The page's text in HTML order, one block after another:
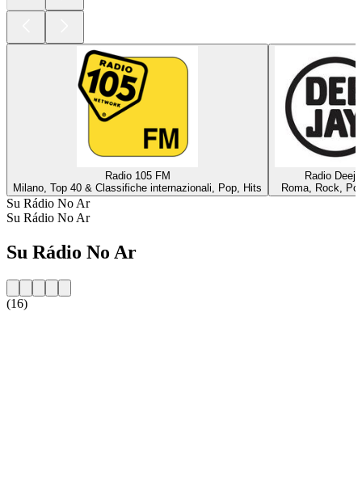
Radio 105 FM
Milano, Top 40 & Classifiche internazionali, Pop, Hits
Radio
Roma, Rock,
Su Rádio No Ar
Su Rádio No Ar
Su Rádio No Ar
(16)